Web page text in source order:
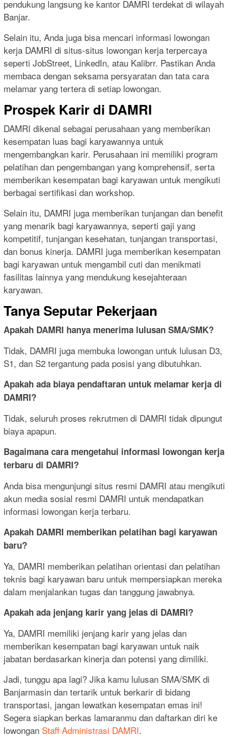
pendukung langsung ke kantor DAMRI terdekat di wilayah
Banjar.
Selain itu, Anda juga bisa mencari informasi lowongan
kerja DAMRI di situs-situs lowongan kerja terpercaya
seperti JobStreet, LinkedIn, atau Kalibrr. Pastikan Anda
membaca dengan seksama persyaratan dan tata cara
melamar yang tertera di setiap lowongan.
Prospek Karir di DAMRI
DAMRI dikenal sebagai perusahaan yang memberikan
kesempatan luas bagi karyawannya untuk
mengembangkan karir. Perusahaan ini memiliki program
pelatihan dan pengembangan yang komprehensif, serta
memberikan kesempatan bagi karyawan untuk mengikuti
berbagai sertifikasi dan workshop.
Selain itu, DAMRI juga memberikan tunjangan dan benefit
yang menarik bagi karyawannya, seperti gaji yang
kompetitif, tunjangan kesehatan, tunjangan transportasi,
dan bonus kinerja. DAMRI juga memberikan kesempatan
bagi karyawan untuk mengambil cuti dan menikmati
fasilitas lainnya yang mendukung kesejahteraan
karyawan.
Tanya Seputar Pekerjaan
Apakah DAMRI hanya menerima lulusan SMA/SMK?
Tidak, DAMRI juga membuka lowongan untuk lulusan D3,
S1, dan S2 tergantung pada posisi yang dibutuhkan.
Apakah ada biaya pendaftaran untuk melamar kerja di
DAMRI?
Tidak, seluruh proses rekrutmen di DAMRI tidak dipungut
biaya apapun.
Bagaimana cara mengetahui informasi lowongan kerja
terbaru di DAMRI?
Anda bisa mengunjungi situs resmi DAMRI atau mengikuti
akun media sosial resmi DAMRI untuk mendapatkan
informasi lowongan kerja terbaru.
Apakah DAMRI memberikan pelatihan bagi karyawan
baru?
Ya, DAMRI memberikan pelatihan orientasi dan pelatihan
teknis bagi karyawan baru untuk mempersiapkan mereka
dalam menjalankan tugas dan tanggung jawabnya.
Apakah ada jenjang karir yang jelas di DAMRI?
Ya, DAMRI memiliki jenjang karir yang jelas dan
memberikan kesempatan bagi karyawan untuk naik
jabatan berdasarkan kinerja dan potensi yang dimiliki.
Jadi, tunggu apa lagi? Jika kamu lulusan SMA/SMK di
Banjarmasin dan tertarik untuk berkarir di bidang
transportasi, jangan lewatkan kesempatan emas ini!
Segera siapkan berkas lamaranmu dan daftarkan diri ke
lowongan Staff Administrasi DAMRI.